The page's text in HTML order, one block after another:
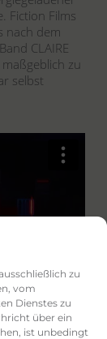
zu
vom
Dienstes zu
über ein
ist unbedingt
Fiction Films
nach dem
CLAIRE
zu
selbst